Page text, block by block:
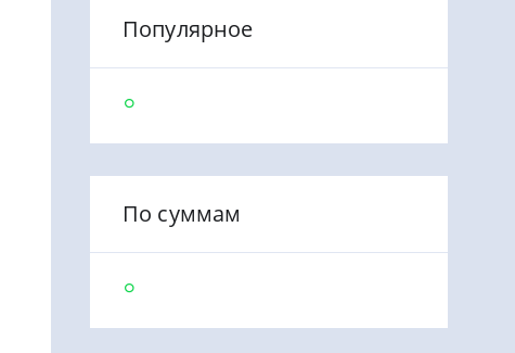
Популярное
По суммам